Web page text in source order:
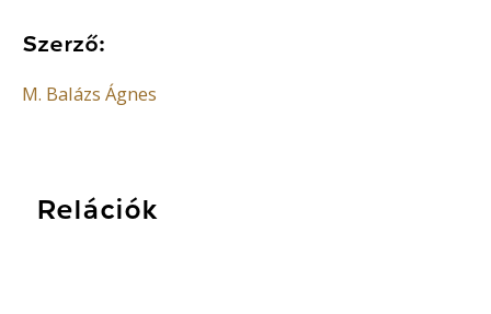
Szerző:
M. Balázs Ágnes
Relációk